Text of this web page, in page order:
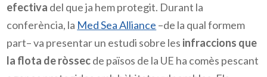
efectiva del que ja hem protegit. Durant la
conferència, la Med Sea Alliance –de la qual formem
part– va presentar un estudi sobre les infraccions que
la flota de ròssecde països de la UE ha comès pescant